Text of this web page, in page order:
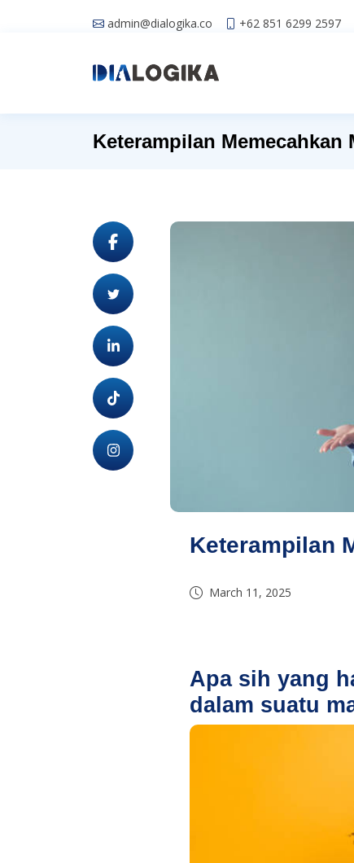
admin@dialogika.co +62 851 6299 2597
Keterampilan Memecahkan
Keterampilan
March 11, 2025
Apa sih yang
dalam suatu